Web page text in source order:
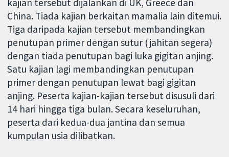
kajian tersebut dijalankan di UK, Greece dan
China. Tiada kajian berkaitan mamalia lain ditemui.
Tiga daripada kajian tersebut membandingkan
penutupan primer dengan sutur (jahitan segera)
dengan tiada penutupan bagi luka gigitan anjing.
Satu kajian lagi membandingkan penutupan
primer dengan penutupan lewat bagi gigitan
anjing. Peserta kajian-kajian tersebut disusuli dari
14 hari hingga tiga bulan. Secara keseluruhan,
peserta dari kedua-dua jantina dan semua
kumpulan usia dilibatkan.